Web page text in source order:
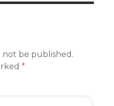
not be published.
*